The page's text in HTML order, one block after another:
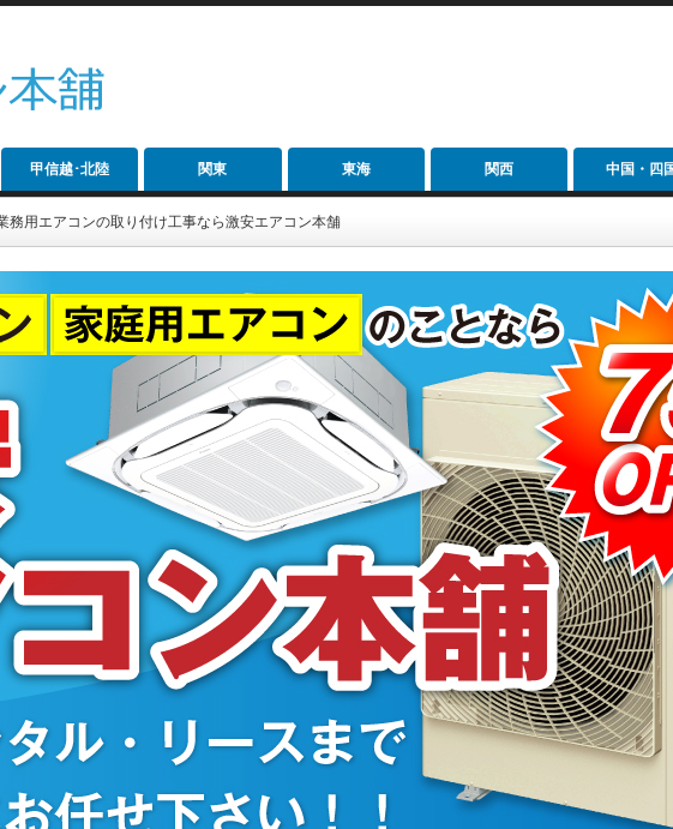
甲信越･北陸 関東 東海 関西 中国・四
務用エアコンの取り付け工事なら激安エアコン本舗